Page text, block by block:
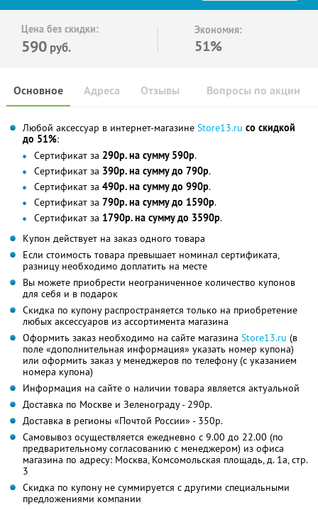
Цена без скидки:
590 руб.
Экономия:
51%
Основное Отзывы Вопросы по акции
Адреса
Любой аксессуар в интернет-магазине Store13.ru со скидкой
до 51%:
Сертификат за 290р. на сумму 590р.
Сертификат за 390р. на сумму до 790р.
Сертификат за 490р. на сумму до 990р.
Сертификат за 790р. на сумму до 1590р.
Сертификат за 1790р. на сумму до 3590р.
Купон действует на заказ одного товара
Если стоимость товара превышает номинал сертификата,
разницу необходимо доплатить на месте
Вы можете приобрести неограниченное количество купонов
для себя и в подарок
Скидка по купону распространяется только на приобретение
любых аксессуаров из ассортимента магазина
Оформить заказ необходимо на сайте магазина Store13.ru (в
поле «дополнительная информация» указать номер купона)
или оформить заказ у менеджеров по телефону (с указанием
номера купона)
Информация на сайте о наличии товара является актуальной
Доставка по Москве и Зеленограду - 290р.
Доставка в регионы «Почтой России» - 350р.
Самовывоз осуществляется ежедневно с 9.00 до 22.00 (по
предварительному согласованию с менеджером) из офиса
магазина по адресу: Москва, Комсомольская площадь, д. 1а, стр.
3
Скидка по купону не суммируется с другими специальными
предложениями компании